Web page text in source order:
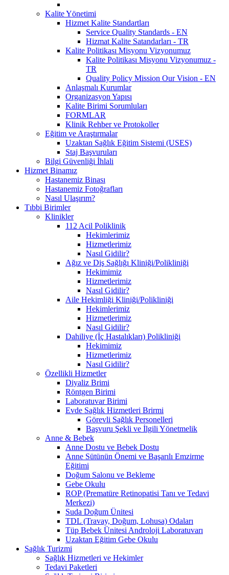
Kalite Yönetimi
Hizmet Kalite Standartları
Service Quality Standards - EN
Hizmat Kalite Satandarları - TR
Kalite Politikası Misyonu Vizyonumuz
Kalite Politikası Misyonu Vizyonumuz -
TR
Quality Policy Mission Our Vision - EN
Anlaşmalı Kurumlar
Organizasyon Yapısı
Kalite Birimi Sorumluları
FORMLAR
Klinik Rehber ve Protokoller
Eğitim ve Araştırmalar
Uzaktan Sağlık Eğitim Sistemi (USES)
Staj Başvuruları
Bilgi Güvenliği İhlali
Hizmet Binamız
Hastanemiz Binası
Hastanemiz Fotoğrafları
Nasıl Ulaşırım?
Tıbbi Birimler
Klinikler
112 Acil Poliklinik
Hekimlerimiz
Hizmetlerimiz
Nasıl Gidilir?
Ağız ve Diş Sağlığı Kliniği/Polikliniği
Hekimimiz
Hizmetlerimiz
Nasıl Gidilir?
Aile Hekimliği Kliniği/Polikliniği
Hekimlerimiz
Hizmetlerimiz
Nasıl Gidilir?
Dahiliye (İç Hastalıkları) Polikliniği
Hekimimiz
Hizmetlerimiz
Nasıl Gidilir?
Özellikli Hizmetler
Diyaliz Brimi
Röntgen Birimi
Laboratuvar Birimi
Evde Sağlık Hizmetleri Brirmi
Görevli Sağlık Personelleri
Başvuru Şekli ve İlgili Yönetmelik
Anne & Bebek
Anne Dostu ve Bebek Dostu
Anne Sütünün Önemi ve Başarılı Emzirme
Eğitimi
Doğum Salonu ve Bekleme
Gebe Okulu
ROP (Prematüre Retinopatisi Tanı ve Tedavi
Merkezi)
Suda Doğum Ünitesi
TDL (Travay, Doğum, Lohusa) Odaları
Tüp Bebek Ünitesi Androloji Laboratuvarı
Uzaktan Eğitim Gebe Okulu
Sağlık Turizmi
Sağlık Hizmetleri ve Hekimler
Tedavi Paketleri